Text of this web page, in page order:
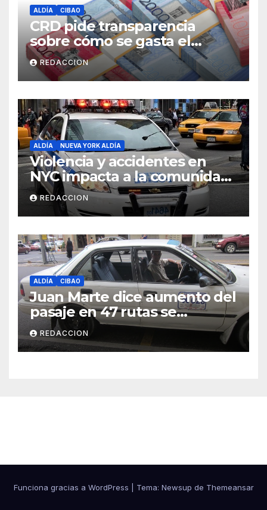
ALDÍA CIBAO
CRD pide transparencia
sobre cómo se gasta el
dinero del Seguro Familiar de
Salud
REDACCION
ALDÍA NUEVA YORK ALDÍA
Violencia y accidentes en
NYC impacta a la comunidad
dominicana
REDACCION
ALDÍA CIBAO
Juan Marte dice aumento del
pasaje en 47 rutas se
mantiene
REDACCION
Funciona gracias a WordPress Tema: Newsup de Themeansar